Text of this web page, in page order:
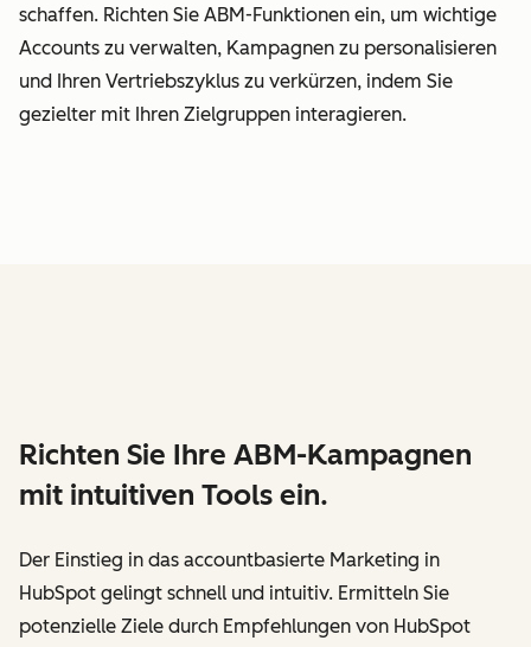
schaffen. Richten Sie ABM-Funktionen ein, um wichtige
Accounts zu verwalten, Kampagnen zu personalisieren
und Ihren Vertriebszyklus zu verkürzen, indem Sie
gezielter mit Ihren Zielgruppen interagieren.
Richten Sie Ihre ABM-Kampagnen
mit intuitiven Tools ein.
Der Einstieg in das accountbasierte Marketing in
HubSpot gelingt schnell und intuitiv. Ermitteln Sie
potenzielle Ziele durch Empfehlungen von HubSpot